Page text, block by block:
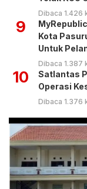
Dibaca 1.426
9
Kota
Untuk
Dibaca 1.387
10
Satlantas
Operasi
Dibaca 1.376